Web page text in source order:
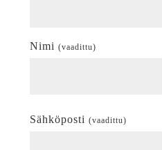
Nimi (vaadittu)
Sähköposti (vaadittu)